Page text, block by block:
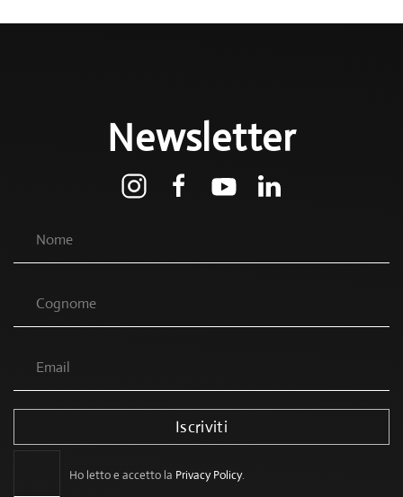
Newsletter
Iscriviti
Ho letto e accetto la Privacy Policy.